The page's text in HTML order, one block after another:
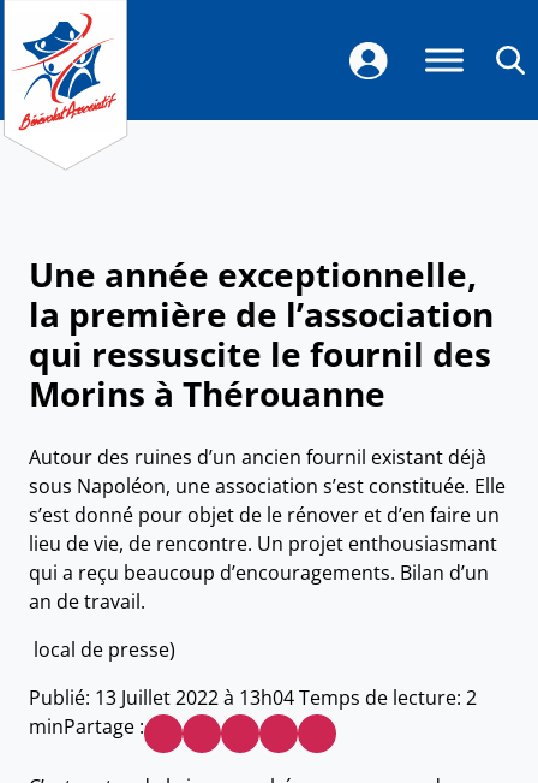
Une année exceptionnelle,
la première de l’association
qui ressuscite le fournil des
Morins à Thérouanne
Autour des ruines d’un ancien fournil existant déjà
sous Napoléon, une association s’est constituée. Elle
s’est donné pour objet de le rénover et d’en faire un
lieu de vie, de rencontre. Un projet enthousiasmant
qui a reçu beaucoup d’encouragements. Bilan d’un
an de travail.
local de presse)
Publié: 13 Juillet 2022 à 13h04Temps de lecture: 2
minPartage :